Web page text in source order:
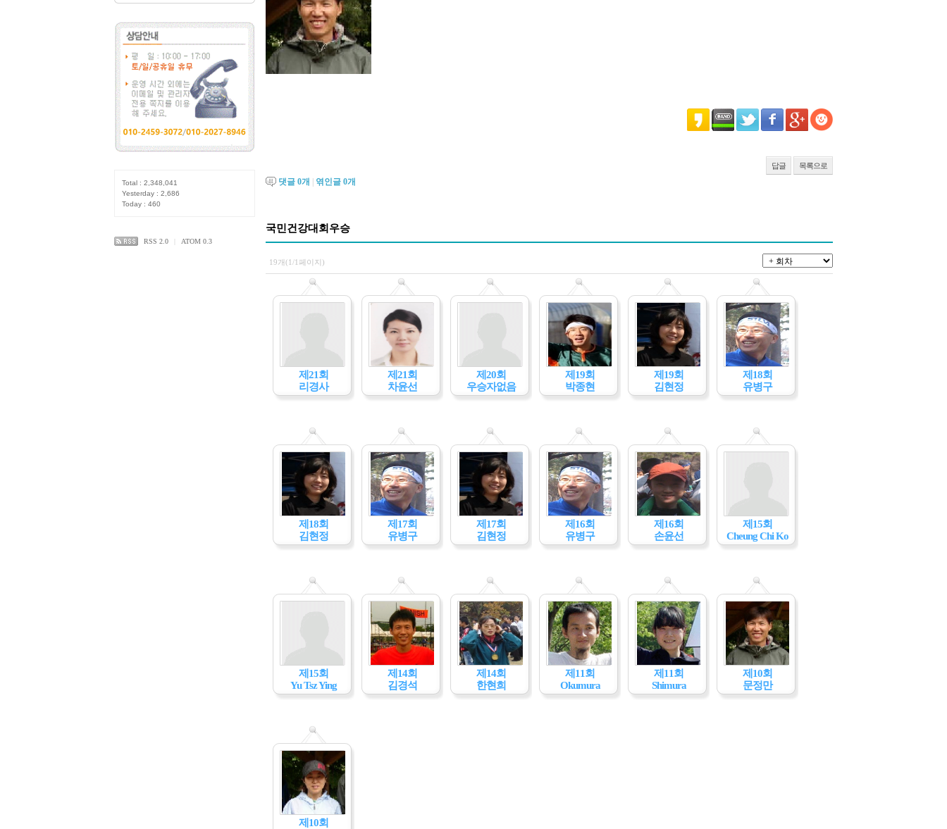
Total : 2,348,041
Yesterday : 2,686
Today : 460
RSS 2.0 ATOM 0.3
답글 목록으로
댓글 0개 엮인글 0개
국민건강대회우승
19개(1/1페이지)
제21회
리경사
제21회
차윤선
제20회
우승자없음
제19회
박종현
제19회
김현정
제18회
유병구
제18회
김현정
제17회
유병구
제17회
김현정
제16회
유병구
제16회
손윤선
제15회
Cheung Chi Ko
제15회
Yu Tsz Ying
제14회
김경석
제14회
한현희
제11회
Okumura
제11회
Shimura
제10회
문정만
제10회